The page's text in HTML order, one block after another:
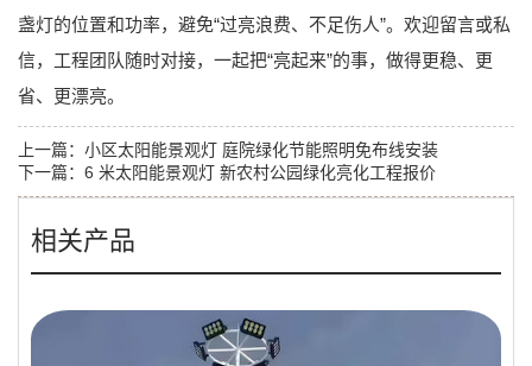
盏灯的位置和功率，避免“过亮浪费、不足伤人”。欢迎留言或私
信，工程团队随时对接，一起把“亮起来”的事，做得更稳、更
省、更漂亮。
上一篇： 小区太阳能景观灯 庭院绿化节能照明免布线安装
下一篇： 6 米太阳能景观灯 新农村公园绿化亮化工程报价
相关产品